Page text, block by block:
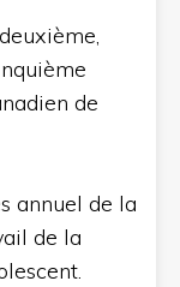
de
annuel de la
de la